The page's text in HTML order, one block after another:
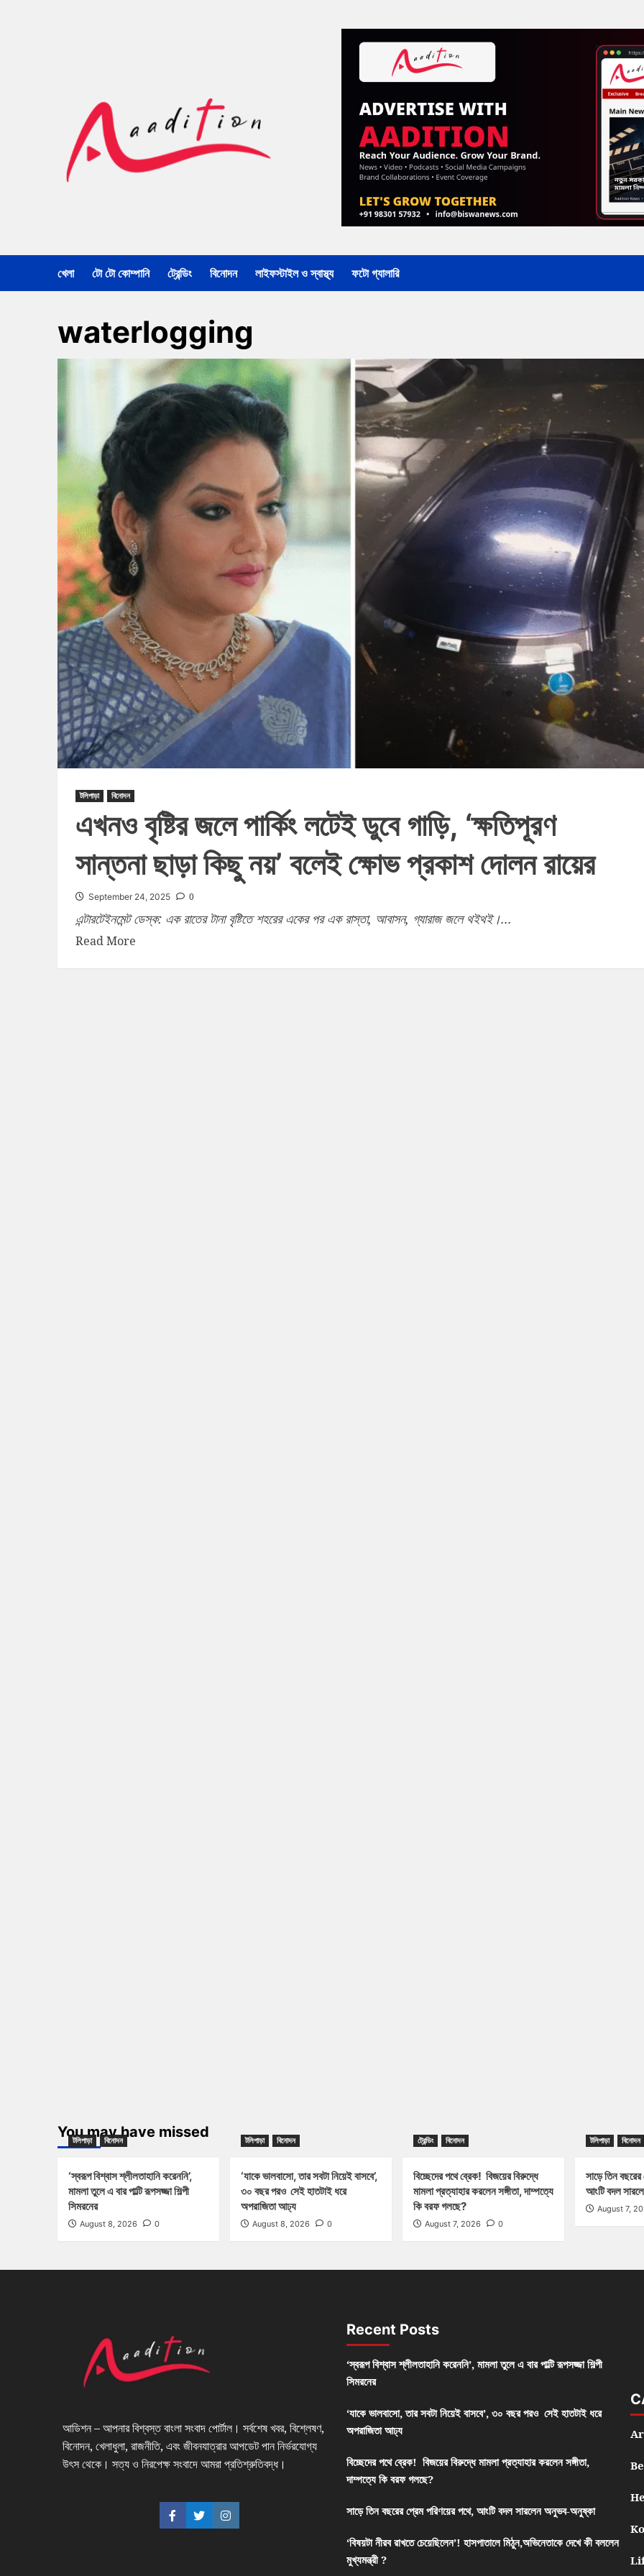
খেলা টো টো কোম্পানি ট্রেন্ডিং বিনোদন লাইফস্টাইল ও স্বাস্থ্য ফটো গ্যালারি
waterlogging
টলিপাড়া বিনোদন
এখনও বৃষ্টির জলে পার্কিং লটেই ডুবে গাড়ি, ‘ক্ষতিপূরণ
সান্তনা ছাড়া কিছু নয়’ বলেই ক্ষোভ প্রকাশ দোলন রায়ের
September 24, 2025 0
এন্টারটেইনমেন্ট ডেস্ক: এক রাতের টানা বৃষ্টিতে শহরের একের পর এক রাস্তা, আবাসন, গ্যারাজ জলে থইথই।...
Read More
You may have missed
টলিপাড়া বিনোদন
‘স্বরূপ বিশ্বাস শ্লীলতাহানি করেননি’,
মামলা তুলে এ বার পাল্টি রূপসজ্জা শিল্পী
সিমরনের
August 8, 2026 0
টলিপাড়া বিনোদন
‘যাকে ভালবাসো, তার সবটা নিয়েই বাসবে’,
৩০ বছর পরও সেই হাতটাই ধরে
অপরাজিতা আঢ্য
August 8, 2026 0
ট্রেন্ডিং বিনোদন
বিচ্ছেদের পথে ব্রেক! বিজয়ের বিরুদ্ধে
মামলা প্রত্যাহার করলেন সঙ্গীতা, দাম্পত্যে
কি বরফ গলছে?
August 7, 2026 0
টলিপাড়া বিনোদন
সাড়ে তিন
আংটি বদল
August 7,
আডিশন – আপনার বিশ্বস্ত বাংলা সংবাদ পোর্টাল। সর্বশেষ খবর, বিশ্লেষণ,
বিনোদন, খেলাধুলা, রাজনীতি, এবং জীবনযাত্রার আপডেট পান নির্ভরযোগ্য
উৎস থেকে। সত্য ও নিরপেক্ষ সংবাদে আমরা প্রতিশ্রুতিবদ্ধ।
Recent Posts
‘স্বরূপ বিশ্বাস শ্লীলতাহানি করেননি’, মামলা তুলে এ বার পাল্টি রূপসজ্জা শিল্পী
সিমরনের
‘যাকে ভালবাসো, তার সবটা নিয়েই বাসবে’, ৩০ বছর পরও সেই হাতটাই ধরে
অপরাজিতা আঢ্য
বিচ্ছেদের পথে ব্রেক! বিজয়ের বিরুদ্ধে মামলা প্রত্যাহার করলেন সঙ্গীতা,
দাম্পত্যে কি বরফ গলছে?
সাড়ে তিন বছরের প্রেম পরিণয়ের পথে, আংটি বদল সারলেন অনুভব-অনুষ্কা
‘বিষয়টা নীরব রাখতে চেয়েছিলেন’! হাসপাতালে মিঠুন,অভিনেতাকে দেখে কী বললেন
মুখ্যমন্ত্রী ?